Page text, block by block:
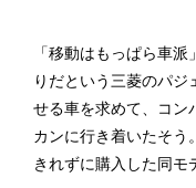
「移動はもっぱら車
りだという三菱のパ
せる車を求めて、コン
カンに行き着いたそう
きれずに購入した同モ